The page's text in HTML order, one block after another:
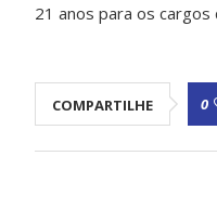
21 anos para os
COMPARTILHE 0